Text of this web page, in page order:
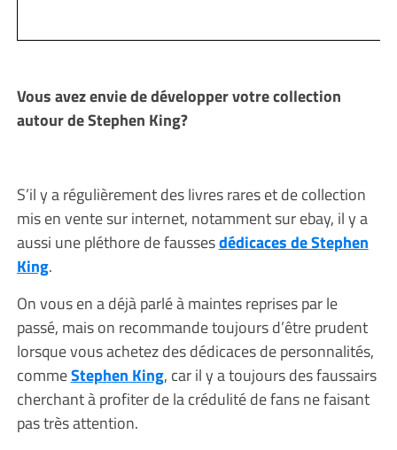
Vous avez envie de développer votre collection
autour de Stephen King?
S’il y a régulièrement des livres rares et de collection
mis en vente sur internet, notamment sur ebay, il y a
aussi une pléthore de faussesdédicaces de Stephen
King.
On vous en a déjà parlé à maintes reprises par le
passé, mais on recommande toujours d’être prudent
lorsque vous achetez des dédicaces de personnalités,
commeStephen King, car il y a toujours des faussairs
cherchant à profiter de la crédulité de fans ne faisant
pas très attention.